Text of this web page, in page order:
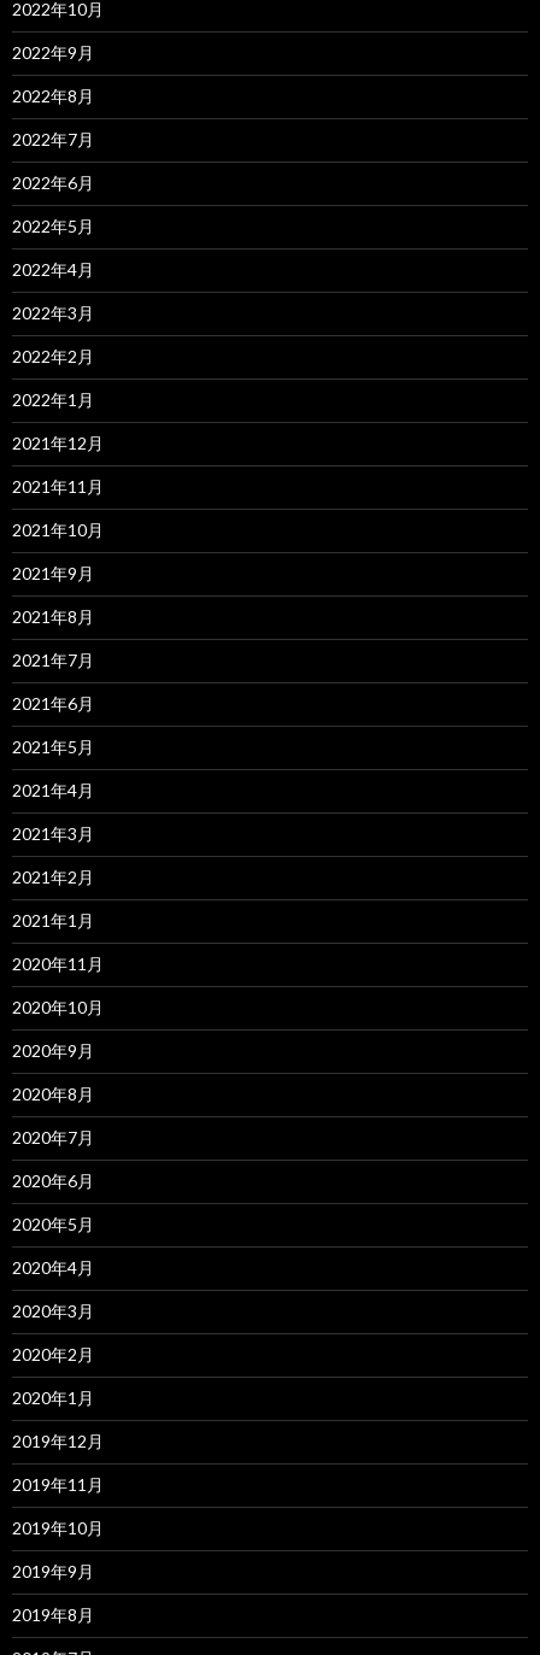
2022年10月
2022年9月
2022年8月
2022年7月
2022年6月
2022年5月
2022年4月
2022年3月
2022年2月
2022年1月
2021年12月
2021年11月
2021年10月
2021年9月
2021年8月
2021年7月
2021年6月
2021年5月
2021年4月
2021年3月
2021年2月
2021年1月
2020年11月
2020年10月
2020年9月
2020年8月
2020年7月
2020年6月
2020年5月
2020年4月
2020年3月
2020年2月
2020年1月
2019年12月
2019年11月
2019年10月
2019年9月
2019年8月